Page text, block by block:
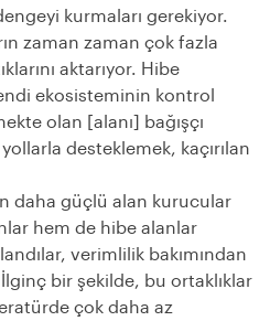
kurmaları gerekiyor.
zaman zaman çok fazla
aktarıyor. Hibe
ekosisteminin kontrol
olan [alanı] bağışçı
desteklemek, kaçırılan
daha güçlü alan kurucular
hem de hibe alanlar
verimlilik bakımından
bir şekilde, bu ortaklıklar
çok daha az